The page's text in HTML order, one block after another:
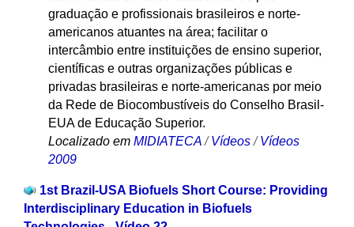
graduação e profissionais brasileiros e norte-
americanos atuantes na área; facilitar o
intercâmbio entre instituições de ensino superior,
científicas e outras organizações públicas e
privadas brasileiras e norte-americanas por meio
da Rede de Biocombustíveis do Conselho Brasil-
EUA de Educação Superior.
Localizado em MIDIATECA /Vídeos /Vídeos
2009
1st Brazil-USA Biofuels Short Course: Providing
Interdisciplinary Education in Biofuels